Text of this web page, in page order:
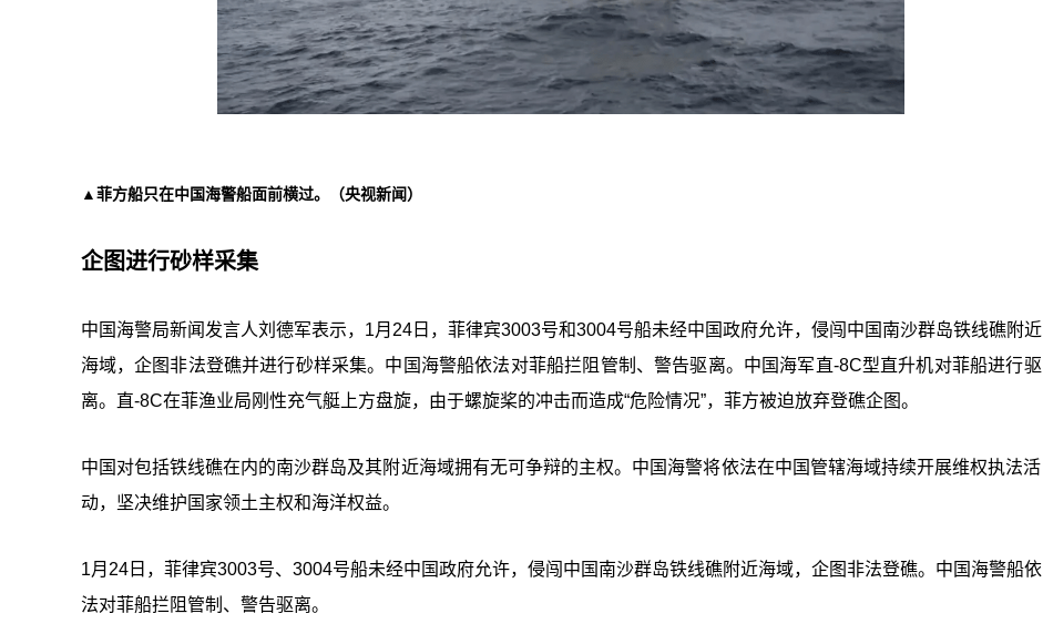
▲菲方船只在中国海警船面前横过。（央视新闻）
企图进行砂样采集
中国海警局新闻发言人刘德军表示，1月24日，菲律宾3003号和3004号船未经中国政府允许，侵闯中国南沙群岛铁线礁附近
海域，企图非法登礁并进行砂样采集。中国海警船依法对菲船拦阻管制、警告驱离。中国海军直-8C型直升机对菲船进行驱
离。直-8C在菲渔业局刚性充气艇上方盘旋，由于螺旋桨的冲击而造成“危险情况”，菲方被迫放弃登礁企图。
中国对包括铁线礁在内的南沙群岛及其附近海域拥有无可争辩的主权。中国海警将依法在中国管辖海域持续开展维权执法活
动，坚决维护国家领土主权和海洋权益。
1月24日，菲律宾3003号、3004号船未经中国政府允许，侵闯中国南沙群岛铁线礁附近海域，企图非法登礁。中国海警船依
法对菲船拦阻管制、警告驱离。